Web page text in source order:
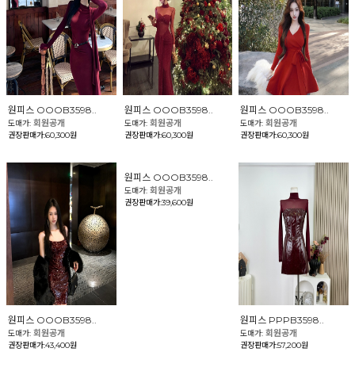
원피스 OOOB3598..
도매가: 회원공개
권장판매가:60,300원
원피스 OOOB3598..
도매가: 회원공개
권장판매가:60,300원
원피스 OOOB3598..
도매가:회원공개
권장판매가:60,300원
원피스 OOOB3598..
도매가: 회원공개
권장판매가:43,400원
원피스 OOOB3598..
도매가: 회원공개
권장판매가:39,600원
원피스 PPPB3598..
도매가:회원공개
권장판매가:57,200원